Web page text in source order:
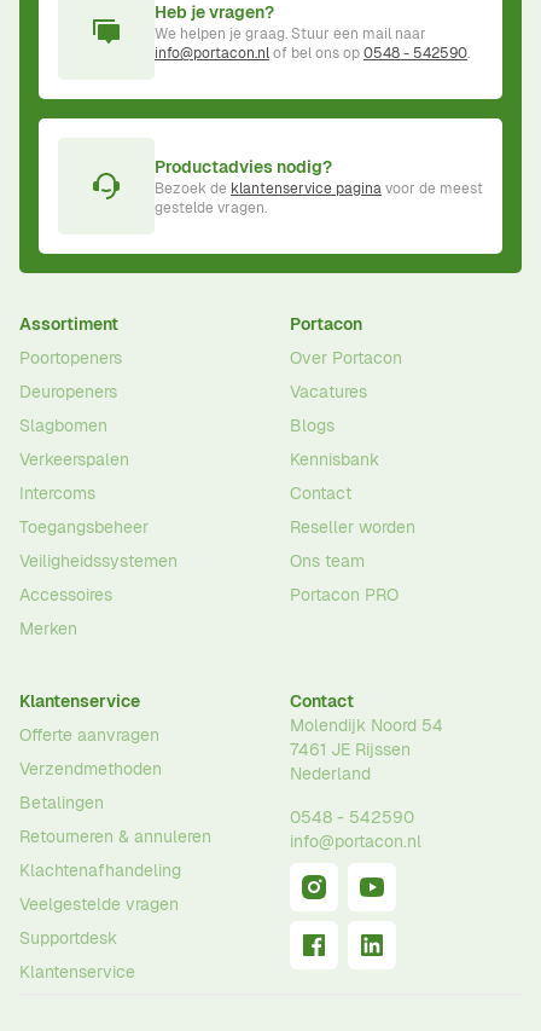
Heb je vragen?
We helpen je graag. Stuur een mail naar
info@portacon.nlof bel ons op0548 - 542590.
Productadvies nodig?
Bezoek de klantenservice paginavoor de meest
gestelde vragen.
Assortiment
Poortopeners
Deuropeners
Slagbomen
Verkeerspalen
Intercoms
Toegangsbeheer
Veiligheidssystemen
Accessoires
Merken
Portacon
Over Portacon
Vacatures
Blogs
Kennisbank
Contact
Reseller worden
Ons team
Portacon PRO
Klantenservice
Offerte aanvragen
Verzendmethoden
Betalingen
Retourneren & annuleren
Klachtenafhandeling
Veelgestelde vragen
Supportdesk
Klantenservice
Contact
Molendijk Noord 54
7461 JE Rijssen
Nederland
0548 - 542590
info@portacon.nl